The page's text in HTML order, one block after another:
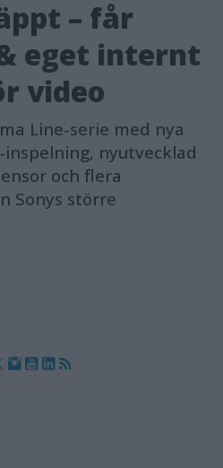
– får
eget internt
video
Line-serie med nya
inspelning, nyutvecklad
och flera
Sonys större